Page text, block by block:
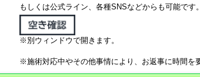
もしくは公式ライン、各種SNSなどからも可能で
※別ウィンドウで開きます。
※施術対応中やその他事情により、お返事に時間を